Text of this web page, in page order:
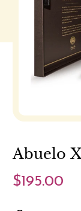
Abuelo
$195.00